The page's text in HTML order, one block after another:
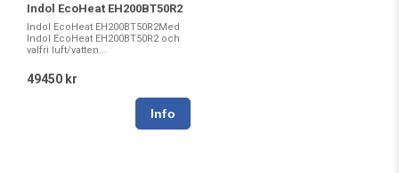
Indol EcoHeat EH200BT50R2
Indol EcoHeat EH200BT50R2Med
Indol EcoHeat EH200BT50R2 och
valfri luft/vatten...
49450 kr